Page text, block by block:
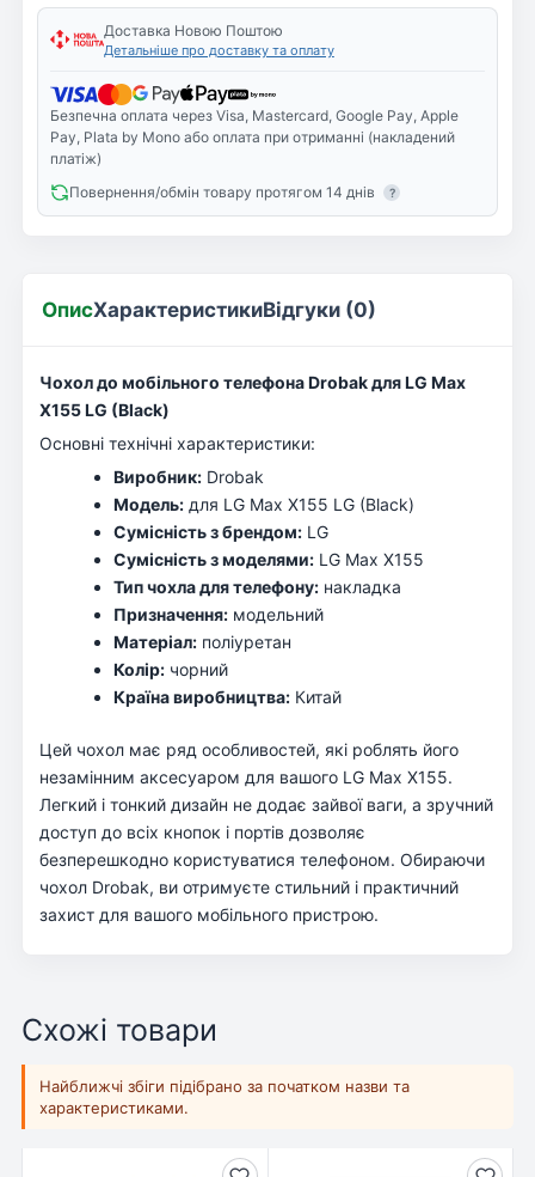
Доставка Новою Поштою
Детальніше про доставку та оплату
Безпечна оплата через Visa, Mastercard, Google Pay, Apple
Pay, Plata by Mono або оплата при отриманні (накладений
платіж)
Повернення/обмін товару протягом 14 днів
?
ОписХарактеристикиВідгуки (0)
Чохол до мобільного телефона Drobak для LG Max
X155 LG (Black)
Основні технічні характеристики:
Виробник: Drobak
Модель: для LG Max X155 LG (Black)
Сумісність з брендом: LG
Сумісність з моделями: LG Max X155
Тип чохла для телефону: накладка
Призначення: модельний
Матеріал: поліуретан
Колір: чорний
Країна виробництва: Китай
Цей чохол має ряд особливостей, які роблять його
незамінним аксесуаром для вашого LG Max X155.
Легкий і тонкий дизайн не додає зайвої ваги, а зручний
доступ до всіх кнопок і портів дозволяє
безперешкодно користуватися телефоном. Обираючи
чохол Drobak, ви отримуєте стильний і практичний
захист для вашого мобільного пристрою.
Схожі товари
Найближчі збіги підібрано за початком назви та
характеристиками.